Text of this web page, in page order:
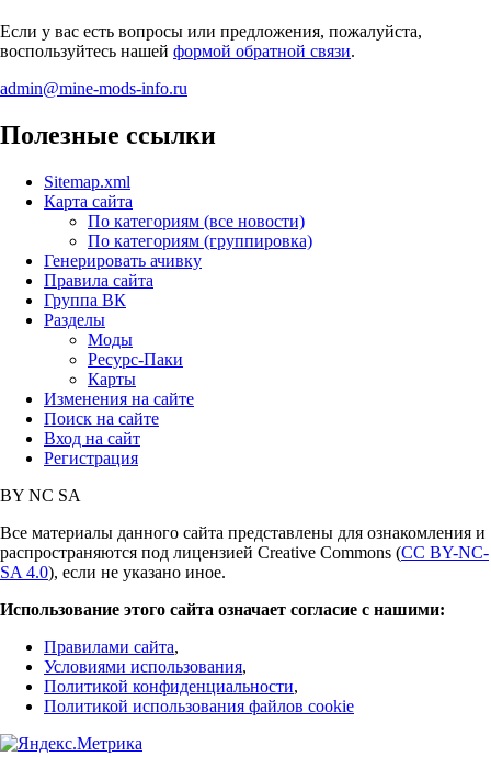
Если у вас есть вопросы или предложения, пожалуйста,
воспользуйтесь нашей формой обратной связи.
admin@mine-mods-info.ru
Полезные ссылки
Sitemap.xml
Карта сайта
По категориям (все новости)
По категориям (группировка)
Генерировать ачивку
Правила сайта
Группа ВК
Разделы
Моды
Ресурс-Паки
Карты
Изменения на сайте
Поиск на сайте
Вход на сайт
Регистрация
BY NC SA
Все материалы данного сайта представлены для ознакомления и
распространяются под лицензией Creative Commons (CC BY-NC-
SA 4.0), если не указано иное.
Использование этого сайта означает согласие с нашими:
Правилами сайта,
Условиями использования,
Политикой конфиденциальности,
Политикой использования файлов cookie